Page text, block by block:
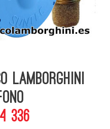
Lamborghini
336